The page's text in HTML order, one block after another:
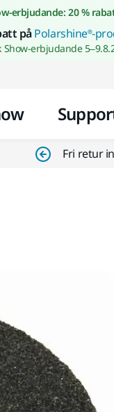
erbjudande: 20 %
påPolarshine®-
Show-erbjudande
Fri retur